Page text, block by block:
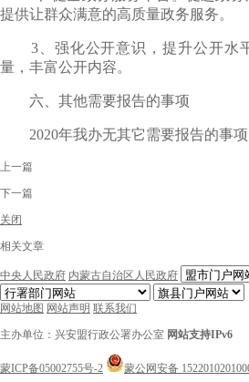
提供让群众满意的高质量政务服务。
3、强化公开意识，提升公开水
量，丰富公开内容。
六、其他需要报告的事项
2020年我办无其它需要报告的事项
上一篇
下一篇
关闭
相关文章
中央人民政府 内蒙古自治区人民政府
网站地图 网站声明 联系我们
主办单位：兴安盟行政公署办公室 网站支持IPv6
蒙ICP备05002755号-2 蒙公网安备